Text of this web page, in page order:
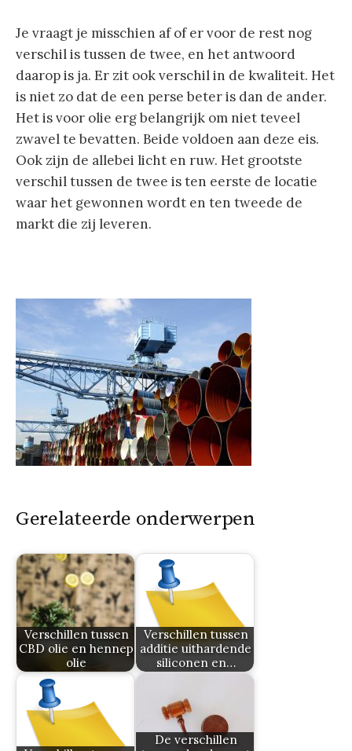
Je vraagt je misschien af of er voor de rest nog
verschil is tussen de twee, en het antwoord
daarop is ja. Er zit ook verschil in de kwaliteit. Het
is niet zo dat de een perse beter is dan de ander.
Het is voor olie erg belangrijk om niet teveel
zwavel te bevatten. Beide voldoen aan deze eis.
Ook zijn de allebei licht en ruw. Het grootste
verschil tussen de twee is ten eerste de locatie
waar het gewonnen wordt en ten tweede de
markt die zij leveren.
Gerelateerde onderwerpen
Verschillen tussen
CBD olie en hennep
olie
Verschillen tussen
additie uithardende
siliconen en…
De verschillen